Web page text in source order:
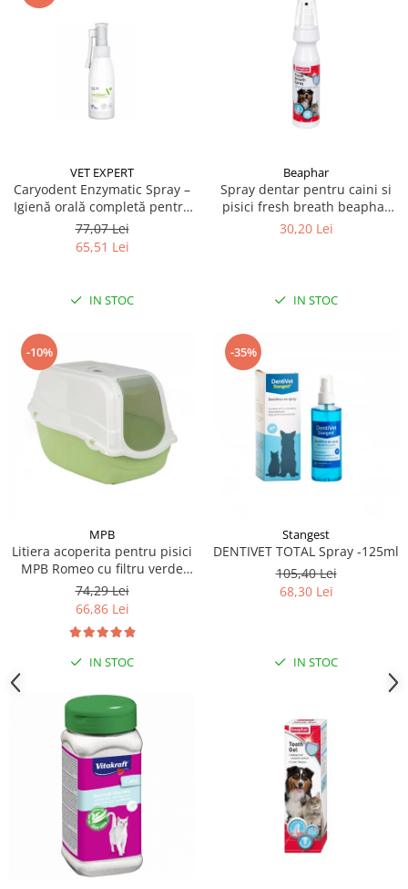
VET EXPERT
Caryodent Enzymatic Spray –
Igienă orală completă pentru
câini și pisici, 75g
77,07 Lei
65,51 Lei
IN STOC
Beaphar
Spray dentar pentru caini si
pisici fresh breath beaphar
150ml
30,20 Lei
IN STOC
-10%
MPB
Litiera acoperita pentru pisici
MPB Romeo cu filtru verde
57x39x41(h)cm
74,29 Lei
66,86 Lei
IN STOC
-35%
Stangest
DENTIVET TOTAL Spray -125ml
105,40 Lei
68,30 Lei
IN STOC